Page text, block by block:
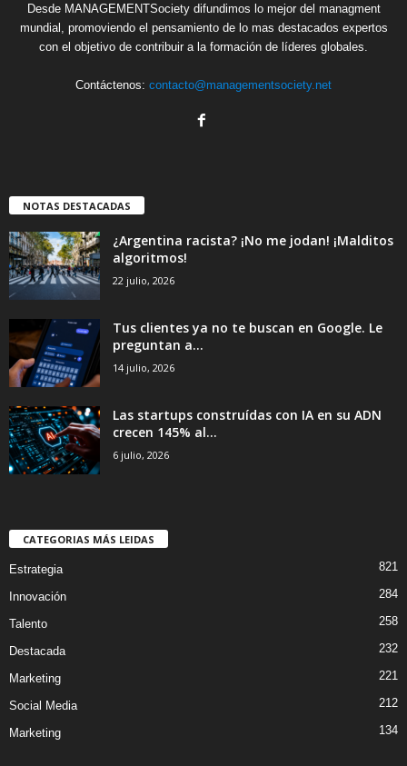
Desde MANAGEMENTSociety difundimos lo mejor del managment
mundial, promoviendo el pensamiento de lo mas destacados expertos
con el objetivo de contribuir a la formación de líderes globales.
Contáctenos: contacto@managementsociety.net
NOTAS DESTACADAS
¿Argentina racista? ¡No me jodan! ¡Malditos
algoritmos!
22 julio, 2026
Tus clientes ya no te buscan en Google. Le
preguntan a...
14 julio, 2026
Las startups construídas con IA en su ADN
crecen 145% al...
6 julio, 2026
CATEGORIAS MÁS LEIDAS
Estrategia 821
Innovación 284
Talento 258
Destacada 232
Marketing 221
Social Media 212
Marketing 134